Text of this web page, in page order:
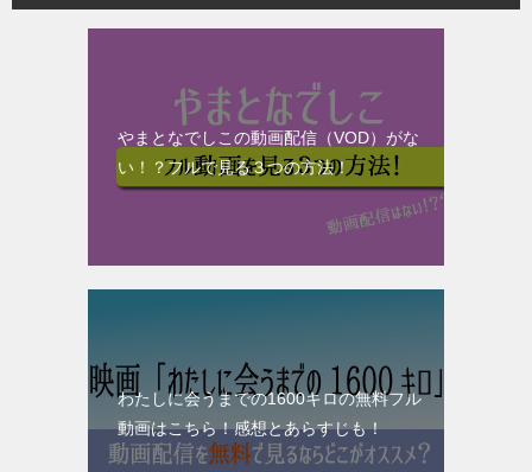
やまとなでしこの動画配信（VOD）がな
い！？フルで見る３つの方法！
わたしに会うまでの1600キロの無料フル
動画はこちら！感想とあらすじも！